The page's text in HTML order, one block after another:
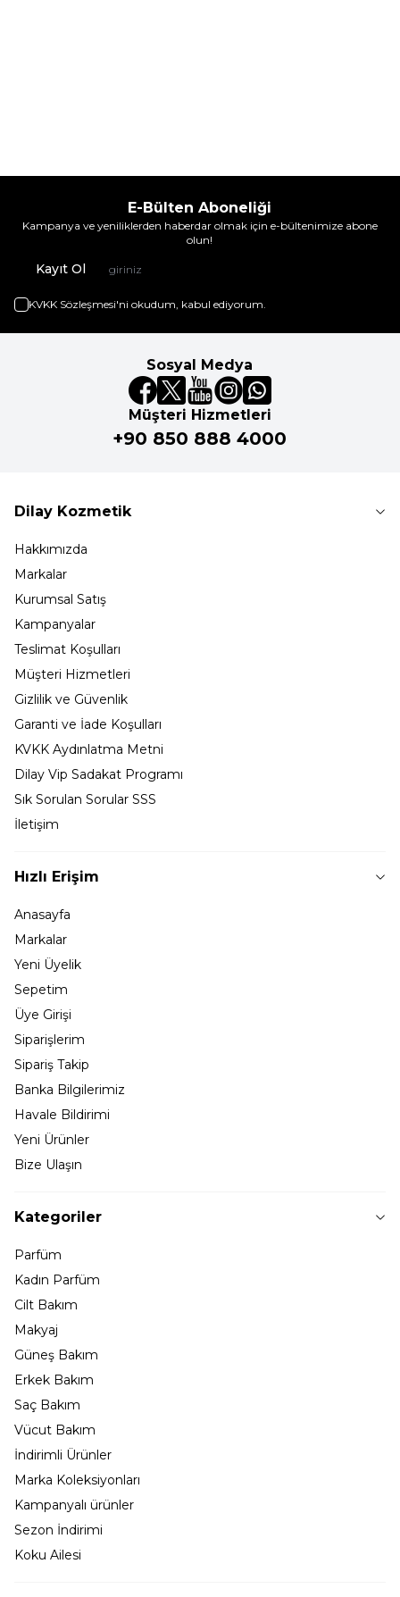
E-Bülten Aboneliği
Kampanya ve yeniliklerden haberdar olmak için e-bültenimize abone
olun!
Kayıt Ol
KVKK Sözleşmesi'ni okudum, kabul ediyorum.
Sosyal Medya
Müşteri Hizmetleri
+90 850 888 4000
Dilay Kozmetik
Hakkımızda
Markalar
Kurumsal Satış
Kampanyalar
Teslimat Koşulları
Müşteri Hizmetleri
Gizlilik ve Güvenlik
Garanti ve İade Koşulları
KVKK Aydınlatma Metni
Dilay Vip Sadakat Programı
Sık Sorulan Sorular SSS
İletişim
Hızlı Erişim
Anasayfa
Markalar
Yeni Üyelik
Sepetim
Üye Girişi
Siparişlerim
Sipariş Takip
Banka Bilgilerimiz
Havale Bildirimi
Yeni Ürünler
Bize Ulaşın
Kategoriler
Parfüm
Kadın Parfüm
Cilt Bakım
Makyaj
Güneş Bakım
Erkek Bakım
Saç Bakım
Vücut Bakım
İndirimli Ürünler
Marka Koleksiyonları
Kampanyalı ürünler
Sezon İndirimi
Koku Ailesi